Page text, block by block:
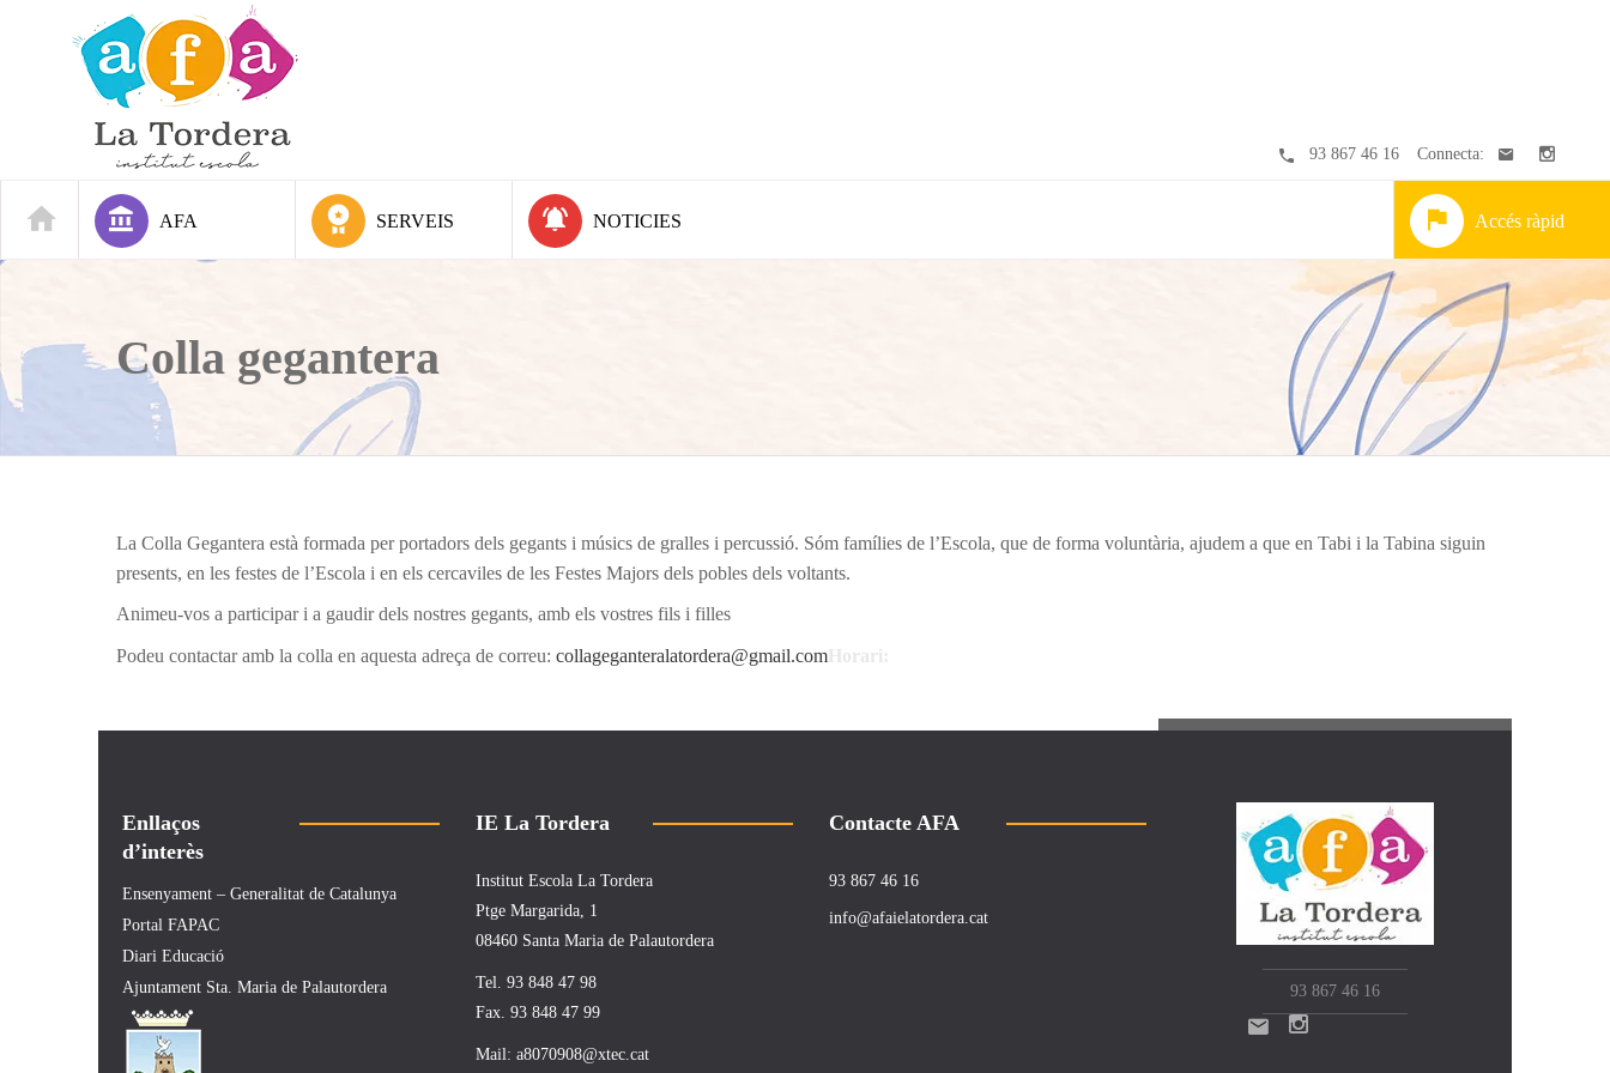
Connecta:
93 867 46 16
AFA SERVEIS NOTICIES Accés ràpid
Colla gegantera
La Colla Gegantera està formada per portadors dels gegants i músics de gralles i percussió. Sóm famílies de l’Escola, que de forma voluntària, ajudem a que en Tabi i la Tabina siguin
presents, en les festes de l’Escola i en els cercaviles de les Festes Majors dels pobles dels voltants.
Animeu-vos a participar i a gaudir dels nostres gegants, amb els vostres fils i filles
Podeu contactar amb la colla en aquesta adreça de correu: collageganteralatordera@gmail.com
Enllaços
d’interès
Ensenyament – Generalitat de Catalunya
Portal FAPAC
Diari Educació
Ajuntament Sta. Maria de Palautordera
IE La Tordera
Institut Escola La Tordera
Ptge Margarida, 1
08460 Santa Maria de Palautordera
Tel. 93 848 47 98
Fax. 93 848 47 99
Mail: a8070908@xtec.cat
Contacte AFA
93 867 46 16
info@afaielatordera.cat
93 867 46 16